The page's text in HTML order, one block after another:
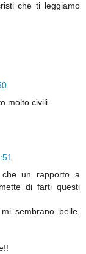
che ti leggiamo
molto civili..
un rapporto a
di farti questi
sembrano belle,